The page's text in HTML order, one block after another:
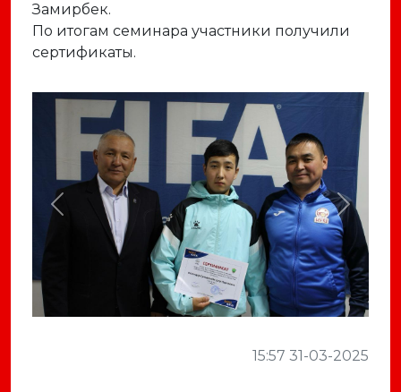
Замирбек.
По итогам семинара участники получили
сертификаты.
Previous Next
15:57 31-03-2025